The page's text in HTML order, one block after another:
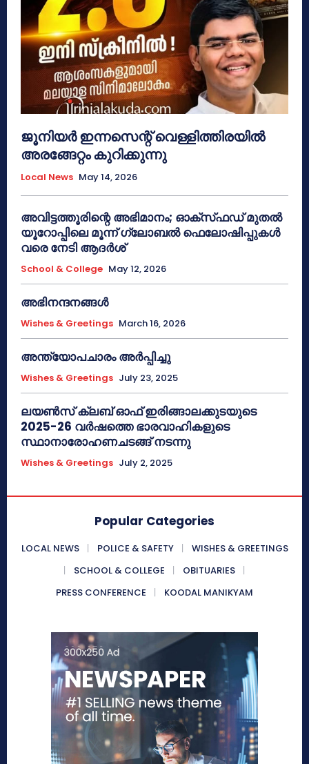
ജൂനിയർ ഇന്നസെന്റ് വെള്ളിത്തിരയിൽ
അരങ്ങേറ്റം കുറിക്കുന്നു
Local News May 14, 2026
അവിട്ടത്തൂരിന്റെ അഭിമാനം; ഓക്‌സ്‌ഫഡ് മുതൽ
യൂറോപ്പിലെ മൂന്ന് ഗ്ലോബൽ ഫെലോഷിപ്പുകൾ
വരെ നേടി ആദർശ്
School & College May 12, 2026
അഭിനന്ദനങ്ങൾ
Wishes & Greetings March 16, 2026
അന്ത്യോപചാരം അര്‍പ്പിച്ചു
Wishes & Greetings July 23, 2025
ലയൺസ് ക്ലബ് ഓഫ് ഇരിങ്ങാലക്കുടയുടെ
2025-26 വർഷത്തെ ഭാരവാഹികളുടെ
സ്ഥാനാരോഹണചടങ്ങ് നടന്നു
Wishes & Greetings July 2, 2025
Popular Categories
LOCAL NEWS POLICE & SAFETY
WISHES & GREETINGS
SCHOOL & COLLEGE
OBITUARIES
PRESS CONFERENCE
KOODAL MANIKYAM